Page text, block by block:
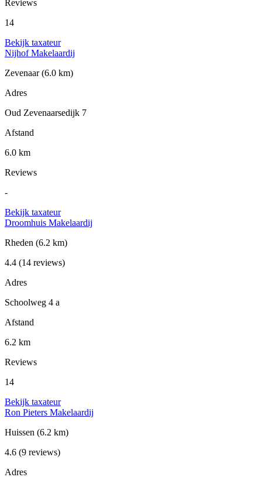
Reviews
14
Bekijk taxateur
Nijhof Makelaardij
Zevenaar(6.0 km)
Adres
Oud Zevenaarsedijk 7
Afstand
6.0 km
Reviews
-
Bekijk taxateur
Droomhuis Makelaardij
Rheden (6.2 km)
4.4 (14 reviews)
Adres
Schoolweg 4 a
Afstand
6.2 km
Reviews
14
Bekijk taxateur
Ron Pieters Makelaardij
Huissen (6.2 km)
4.6 (9 reviews)
Adres